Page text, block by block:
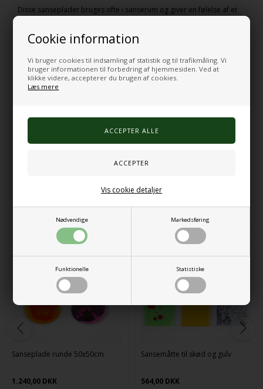
Cookie information
Vi bruger cookies til indsamling af statistik og til trafikmåling. Vi
bruger informationen til forbedring af hjemmesiden. Ved at
klikke videre, accepterer du brugen af cookies.
Læs mere
Nødvendige Markedsføring
Funktionelle Statistiske
Vis cookie detaljer
Disse sanseplader bruges ofte i sanserum og giver en følelse af et
sanseoplevelse. Skridsikker bagside. Ingen installation nødvendig.
Funktioner:
Størrelse: ca. 50 x 50 cm
Højde: 2 cm
Farve: Blå
Materiale: Metal/glas
Adapter sælges separat: Adapter til sanseplader (12,5kg)
Alternative produkter
Sanseplade runde 50x50cm
1.240,00 DKK
Sansemåtte til skød og gulv
564,00 DKK